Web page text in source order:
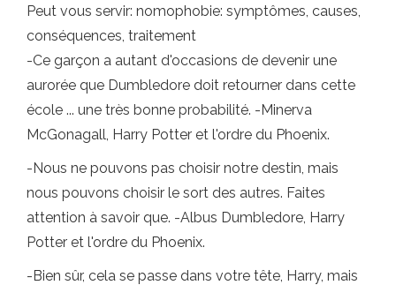
Peut vous servir: nomophobie: symptômes, causes,
conséquences, traitement
-Ce garçon a autant d'occasions de devenir une
aurorée que Dumbledore doit retourner dans cette
école ... une très bonne probabilité. -Minerva
McGonagall, Harry Potter et l'ordre du Phoenix.
-Nous ne pouvons pas choisir notre destin, mais
nous pouvons choisir le sort des autres. Faites
attention à savoir que. -Albus Dumbledore, Harry
Potter et l'ordre du Phoenix.
-Bien sûr, cela se passe dans votre tête, Harry, mais